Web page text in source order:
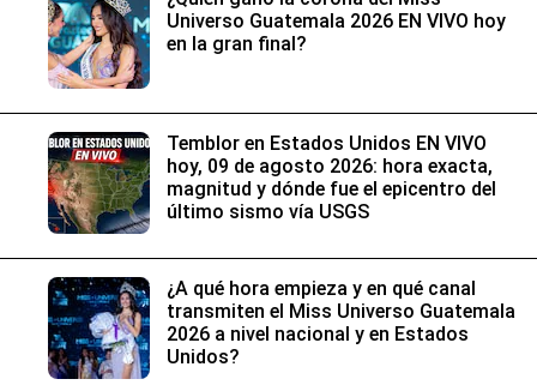
Universo Guatemala 2026 EN VIVO hoy
en la gran final?
Temblor en Estados Unidos EN VIVO
hoy, 09 de agosto 2026: hora exacta,
magnitud y dónde fue el epicentro del
último sismo vía USGS
¿A qué hora empieza y en qué canal
transmiten el Miss Universo Guatemala
2026 a nivel nacional y en Estados
Unidos?